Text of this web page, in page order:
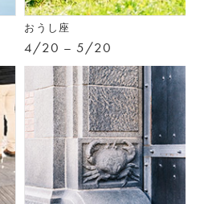
おうし座
4/20 – 5/20